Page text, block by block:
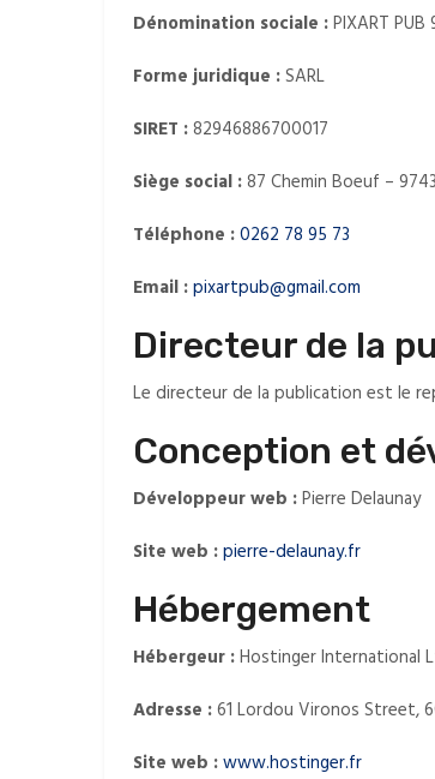
Dénomination sociale :PIXART PUB
Forme juridique :SARL
SIRET :82946886700017
Siège social :87 Chemin Boeuf –
Téléphone :0262 78 95 73
Email :pixartpub@gmail.com
Directeur de la
Le directeur de la publication est le
Conception et
Développeur web :Pierre Delaunay
Site web :pierre-delaunay.fr
Hébergement
Hébergeur :Hostinger International
Adresse :61 Lordou Vironos Street,
Site web :www.hostinger.fr